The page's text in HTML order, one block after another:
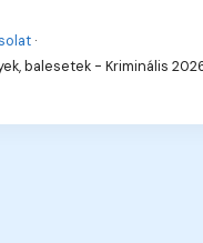
·
balesetek - Kriminális